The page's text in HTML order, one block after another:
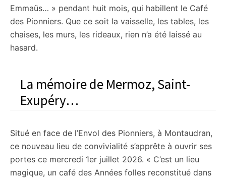
Emmaüs… » pendant huit mois, qui habillent le Café
des Pionniers. Que ce soit la vaisselle, les tables, les
chaises, les murs, les rideaux, rien n’a été laissé au
hasard.
La mémoire de Mermoz, Saint-
Exupéry…
Situé en face de l’Envol des Pionniers, à Montaudran,
ce nouveau lieu de convivialité s’apprête à ouvrir ses
portes ce mercredi 1er juillet 2026. « C’est un lieu
magique, un café des Années folles reconstitué dans